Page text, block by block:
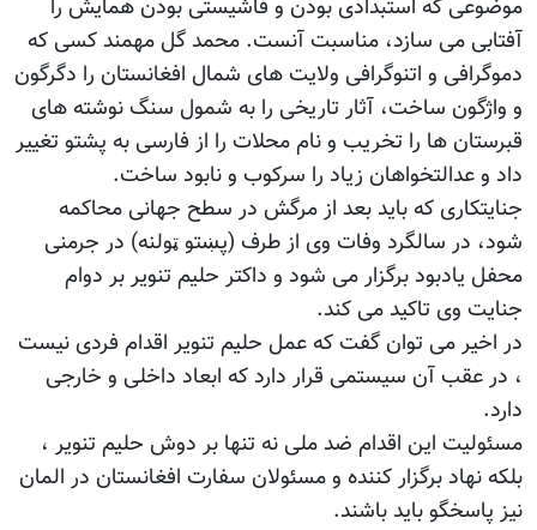
موضوعی که استبدادی بودن و فاشیستی بودن همایش را
آفتابی می سازد، مناسبت آنست. محمد گل مهمند کسی که
دموگرافی و اتنوگرافی ولایت های شمال افغانستان را دگرگون
و واژگون ساخت، آثار تاریخی را به شمول سنگ نوشته های
قبرستان ها را تخریب و نام محلات را از فارسی به پشتو تغییر
داد و عدالتخواهان زیاد را سرکوب و نابود ساخت.
جنایتکاری که باید بعد از مرگش در سطح جهانی محاکمه
شود، در سالگرد وفات وی از طرف (پښتو ټولنه) در جرمنی
محفل یادبود برگزار می شود و داکتر حلیم تنویر بر دوام
جنایت وی تاکید می کند.
در اخیر می توان گفت که عمل حلیم تنویر اقدام فردی نیست
، در عقب آن سیستمی قرار دارد که ابعاد داخلی و خارجی
دارد.
مسئولیت این اقدام ضد ملی نه تنها بر دوش حلیم تنویر ،
بلکه نهاد برگزار کننده و مسئولان سفارت افغانستان در المان
نیز پاسخگو باید باشند.